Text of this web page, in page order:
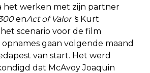
het werken met zijn partner
enAct of Valor s Kurt
scenario voor de film
gaan volgende maand
van start. Het werd
dat McAvoy Joaquin